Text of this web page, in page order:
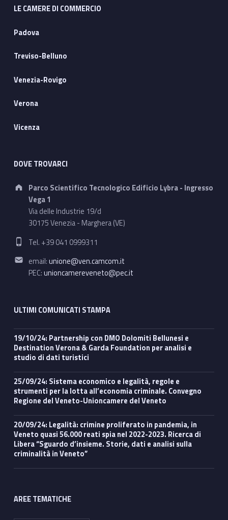
LE CAMERE DI COMMERCIO
Padova
Treviso-Belluno
Venezia-Rovigo
Verona
Vicenza
DOVE TROVARCI
Address:
Parco Scientifico Tecnologico Edificio Lybra - Ingresso
Vega 1
Via delle Industrie 19/d
30175 Venezia - Marghera (VE)
Phone number:
Tel. +39 041 0999311
Email address:
email:unione@ven.camcom.it
PEC:unioncamereveneto@pec.it
ULTIMI COMUNICATI STAMPA
19/10/24: Partnership con DMO Dolomiti Bellunesi e
Destination Verona & Garda Foundation per analisi e
studio di dati turistici
25/09/24: Sistema economico e legalità, regole e
strumenti per la lotta all’economia criminale. Convegno
Regione del Veneto-Unioncamere del Veneto
20/09/24: Legalità: crimine proliferato in pandemia, in
Veneto quasi 56.000 reati spia nel 2022-2023. Ricerca di
Libera “Sguardo d’insieme. Storie, dati e analisi sulla
criminalità in Veneto”
AREE TEMATICHE